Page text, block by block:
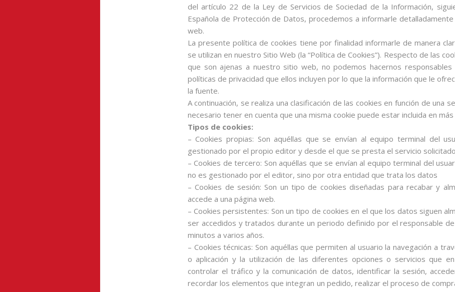
del artículo 22 de la Ley de Servicios de Sociedad de la Información,
Española de Protección de Datos, procedemos a informarle
web.
La presente política de cookies tiene por finalidad informarle de manera
se utilizan en nuestro Sitio Web (la “Política de Cookies”). Respecto de las
que son ajenas a nuestro sitio web, no podemos hacernos
políticas de privacidad que ellos incluyen por lo que la información que le
la fuente.
A continuación, se realiza una clasificación de las cookies en función de una
necesario tener en cuenta que una misma cookie puede estar incluida en
Tipos de cookies:
– Cookies propias: Son aquéllas que se envían al equipo terminal del
gestionado por el propio editor y desde el que se presta el servicio
– Cookies de tercero: Son aquéllas que se envían al equipo terminal del
no es gestionado por el editor, sino por otra entidad que trata los datos
– Cookies de sesión: Son un tipo de cookies diseñadas para recabar y
accede a una página web.
– Cookies persistentes: Son un tipo de cookies en el que los datos siguen
ser accedidos y tratados durante un periodo definido por el responsable
minutos a varios años.
– Cookies técnicas: Son aquéllas que permiten al usuario la navegación a
o aplicación y la utilización de las diferentes opciones o servicios que
controlar el tráfico y la comunicación de datos, identificar la sesión,
recordar los elementos que integran un pedido, realizar el proceso de